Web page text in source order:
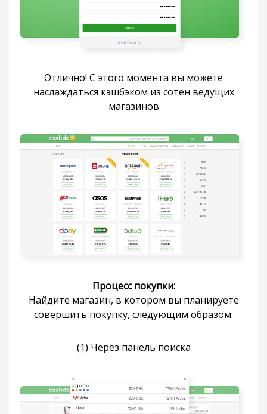
Отлично! С этого момента вы можете
наслаждаться кэшбэком из сотен ведущих
магазинов
Процесс покупки:
Найдите магазин, в котором вы планируете
совершить покупку, следующим образом:
(1) Через панель поиска